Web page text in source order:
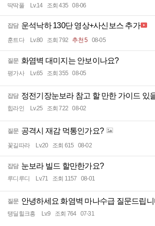
딱딱풀 Lv.14 조회 435 08-06
잡담 운석낙하 130단 영상+사신보스 추가
훈트다 Lv.80 조회 792 추천 5 08-05
질문 화염벽 대미지는 안보이나요?
평가사 Lv.65 조회 355 08-05
잡담 정전기장눈보라 참고 할 만한 가이드 있
힙라인 Lv.25 조회 722 08-02
질문 공격시 재감 먹통인가요?
꽃길따라 Lv.20 조회 615 08-02
잡담 눈보라 빌드 할만한가요?
루디루디 Lv.71 조회 1157 08-01
질문 안녕하세요 화염벽 마나수급 질문드립
탱딜힐크흥 Lv.9 조회 764 07-31